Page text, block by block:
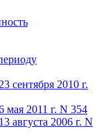
2010 г.
2011 г. N 354
2006 г. N